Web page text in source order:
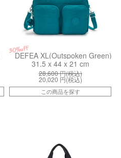
30%off
DEFEA XL(Outspoken Green)
31.5 x 44 x 21 cm
28,600円(税込)
20,020 円(税込)
この商品を探す